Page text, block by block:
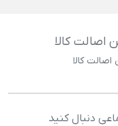
اصالت کالا
کالا
دنبال کنید